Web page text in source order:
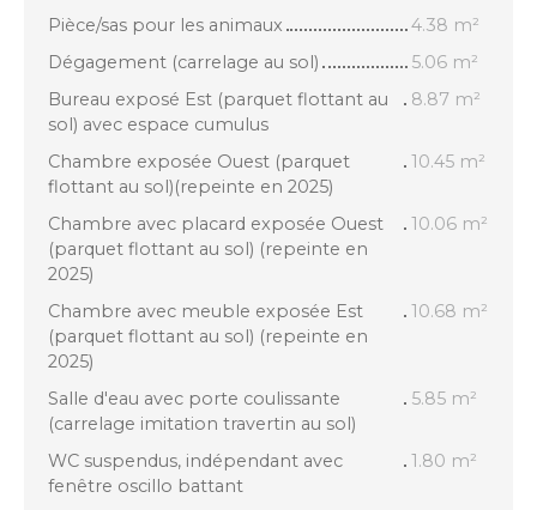
Pièce/sas pour les animaux
4.38 m²
Dégagement (carrelage au sol)
5.06 m²
Bureau exposé Est (parquet flottant au
sol) avec espace cumulus
8.87 m²
Chambre exposée Ouest (parquet
flottant au sol)(repeinte en 2025)
10.45 m²
Chambre avec placard exposée Ouest
(parquet flottant au sol) (repeinte en
2025)
10.06 m²
Chambre avec meuble exposée Est
(parquet flottant au sol) (repeinte en
2025)
10.68 m²
Salle d'eau avec porte coulissante
(carrelage imitation travertin au sol)
5.85 m²
WC suspendus, indépendant avec
fenêtre oscillo battant
1.80 m²